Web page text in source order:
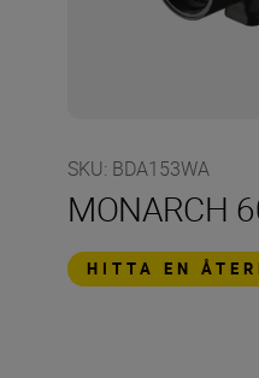
SKU: BDA153WA
MONARCH
HITTA EN